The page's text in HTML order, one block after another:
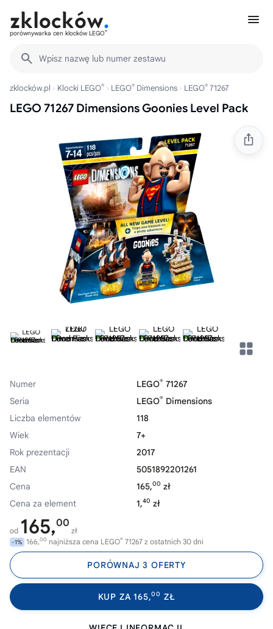
porównywarka cen klocków LEGO®
Wpisz nazwę lub numer zestawu
zklocków.pl Klocki LEGO® LEGO® Dimensions LEGO® 71267
LEGO 71267 Dimensions Goonies Level Pack
Numer LEGO® 71267
Seria
LEGO® Dimensions
Liczba elementów
118
Wiek
7+
Rok prezentacji
2017
EAN
5051892201261
Cena
165,00 zł
Cena za element
1,40 zł
od 165,00
zł
-1% 166,00 najniższa cena LEGO® 71267 z ostatnich 30 dni
PORÓWNAJ 3 OFERTY
KUP ZA 165,00 ZŁ